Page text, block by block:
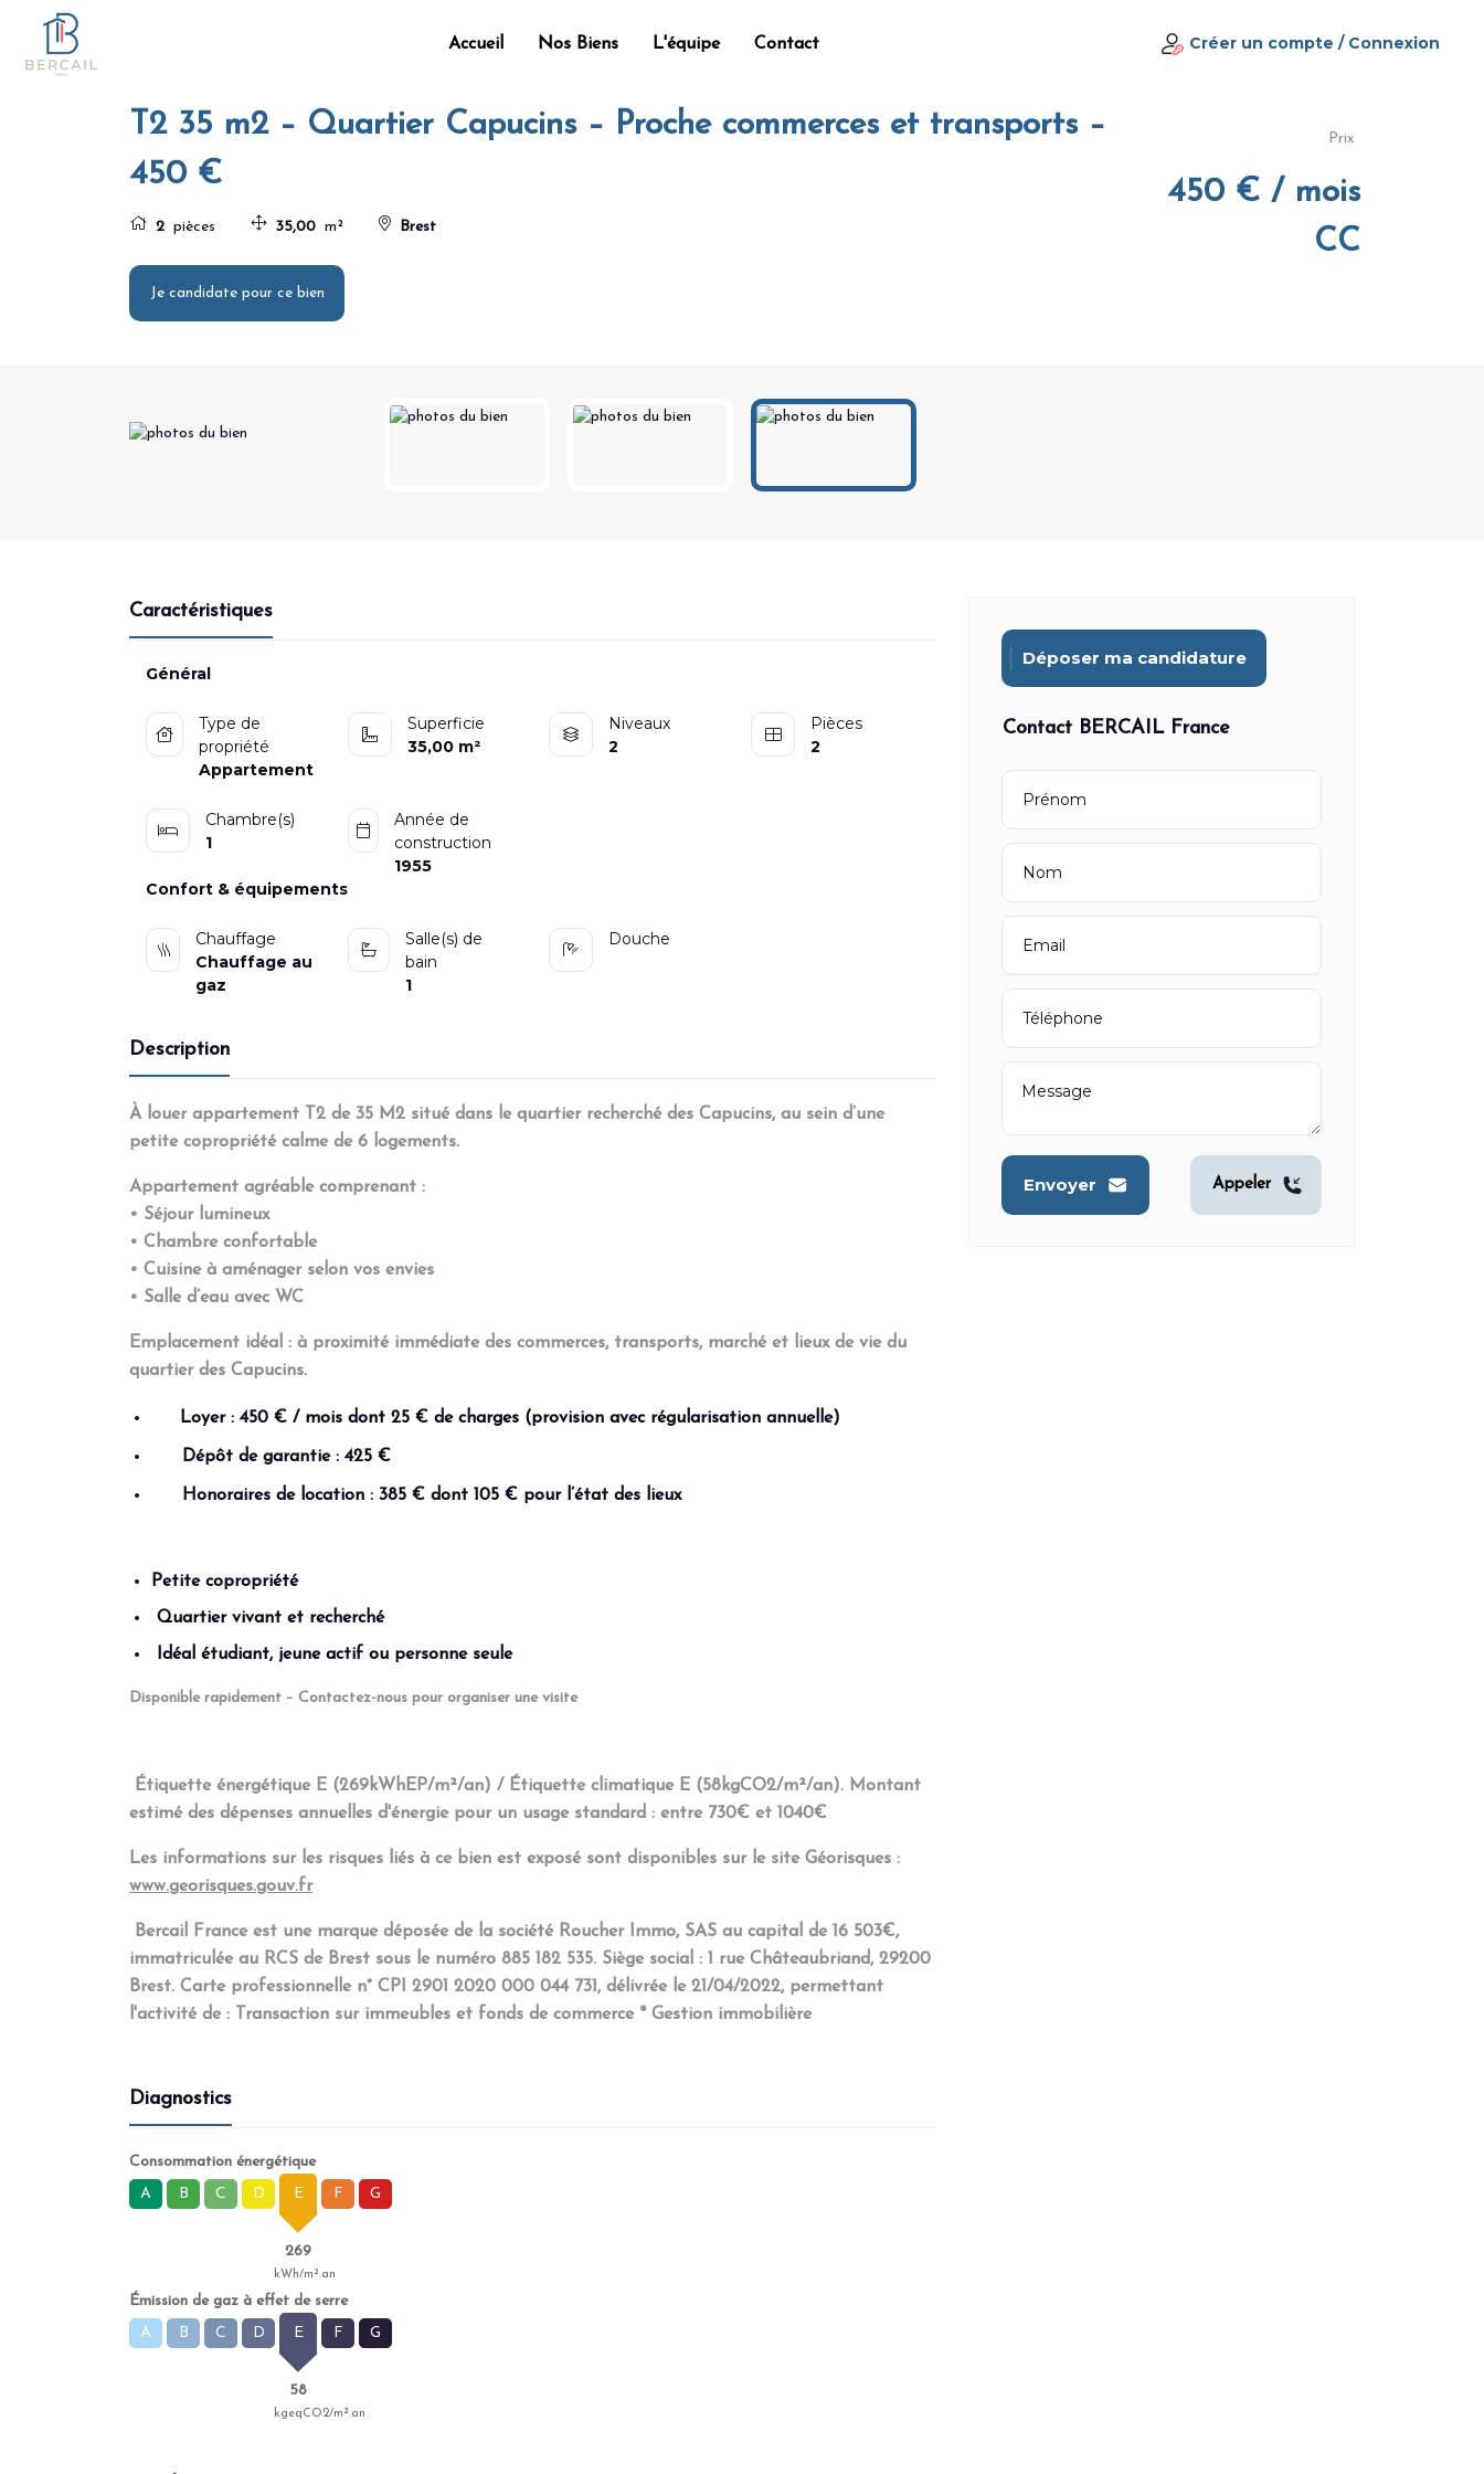
Accueil Nos Biens L'équipe Contact Créer un compte / Connexion
T2 35 m2 – Quartier Capucins – Proche commerces et transports – 450 €
T2 35 m2 – Quartier Capucins – Proche commerces et transports –
450 €
2 pièces 35,00 m² Brest
Je candidate pour ce bien
Prix
450 € / mois
CC
Caractéristiques
Général
Type de
propriété
Appartement
Superficie
35,00 m²
Niveaux
2
Pièces
2
Chambre(s)
1
Année de
construction
1955
Confort & équipements
Chauffage
Chauffage au
gaz
Salle(s) de
bain
1
Douche
Description
À louer appartement T2 de 35 M2 situé dans le quartier recherché des Capucins, au sein d’une
petite copropriété calme de 6 logements.
Appartement agréable comprenant :
• Séjour lumineux
• Chambre confortable
• Cuisine à aménager selon vos envies
• Salle d’eau avec WC
Emplacement idéal : à proximité immédiate des commerces, transports, marché et lieux de vie du
quartier des Capucins.
Loyer : 450 € / mois dont 25 € de charges (provision avec régularisation annuelle)
Dépôt de garantie : 425 €
Honoraires de location : 385 € dont 105 € pour l’état des lieux
Petite copropriété
Quartier vivant et recherché
Idéal étudiant, jeune actif ou personne seule
Disponible rapidement – Contactez-nous pour organiser une visite
Étiquette énergétique E (269kWhEP/m²/an) / Étiquette climatique E (58kgCO2/m²/an). Montant
estimé des dépenses annuelles d'énergie pour un usage standard : entre 730€ et 1040€
Les informations sur les risques liés à ce bien est exposé sont disponibles sur le site Géorisques :
www.georisques.gouv.fr
Bercail France est une marque déposée de la société Roucher Immo, SAS au capital de 16 503€,
immatriculée au RCS de Brest sous le numéro 885 182 535. Siège social : 1 rue Châteaubriand, 29200
Brest. Carte professionnelle n° CPI 2901 2020 000 044 731, délivrée le 21/04/2022, permettant
l'activité de : Transaction sur immeubles et fonds de commerce * Gestion immobilière
Diagnostics
Consommation énergétique
A
B C D E
269
kWh/m².an
F G
Émission de gaz à effet de serre
A
B C D E
58
kgeqCO2/m².an
F G
Déposer ma candidature
Contact BERCAIL France
Envoyer Appeler
Panneau de gestion des cookies